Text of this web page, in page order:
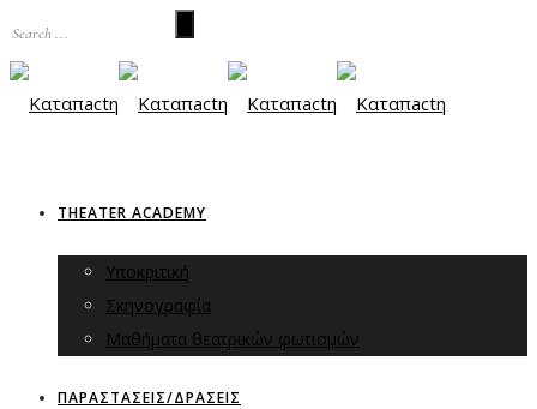
THEATER ACADEMY
Υποκριτική
Σκηνογραφία
Μαθήματα θεατρικών φωτισμών
ΠΑΡΑΣΤΑΣΕΙΣ/ΔΡΑΣΕΙΣ